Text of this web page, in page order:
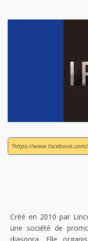
“https://
Créé en 2010 par
une société de